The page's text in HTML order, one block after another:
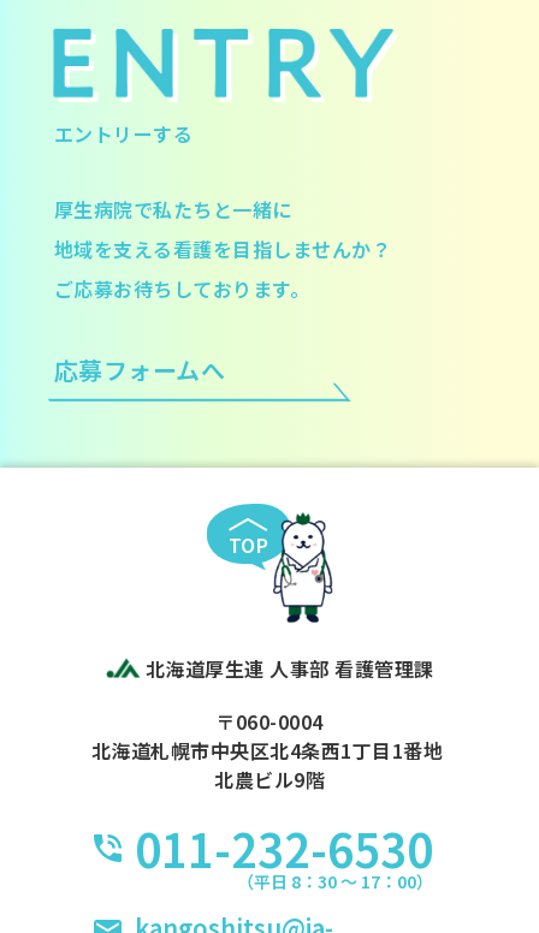
エントリーする
厚生病院で私たちと一緒に
地域を支える看護を目指しませんか？
ご応募お待ちしております。
応募フォームへ
TOP
北海道厚生連 人事部 看護管理課
〒060-0004
北海道札幌市中央区北4条西1丁目1番地
北農ビル9階
011-232-6530
（平日 8：30 〜 17：00）